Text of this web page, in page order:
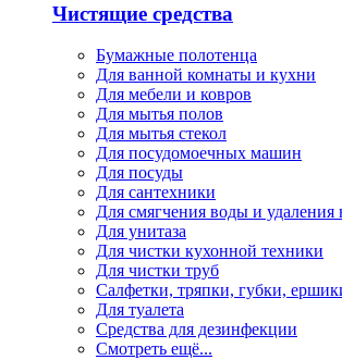
Чистящие средства
Бумажные полотенца
Для ванной комнаты и кухни
Для мебели и ковров
Для мытья полов
Для мытья стекол
Для посудомоечных машин
Для посуды
Для сантехники
Для смягчения воды и удаления
Для унитаза
Для чистки кухонной техники
Для чистки труб
Салфетки, тряпки, губки,
Для туалета
Средства для дезинфекции
Смотреть ещё...